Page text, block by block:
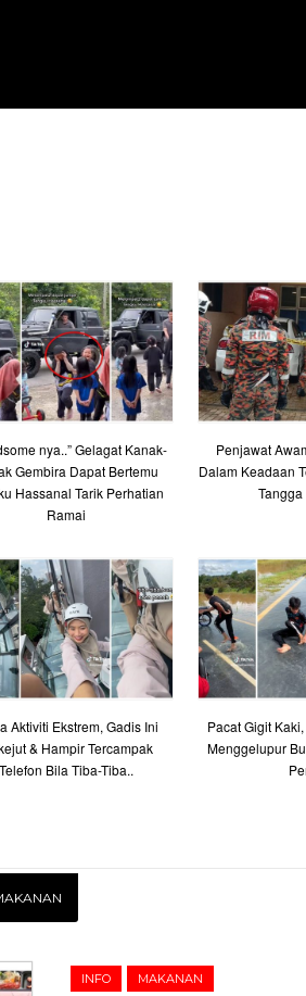
nya..” Gelagat Kanak-
Gembira Dapat Bertemu
Hassanal Tarik Perhatian
Ramai
Penjawat
Dalam Keadaan
Aktiviti Ekstrem, Gadis Ini
& Hampir Tercampak
Telefon Bila Tiba-Tiba..
Pacat Gigit
Menggelupur
INFO MAKANAN